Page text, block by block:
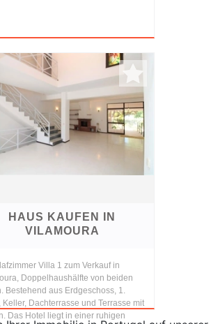
HAUS KAUFEN IN
VILAMOURA
Villa 1 zum Verkauf in
Doppelhaushälfte von beiden
Bestehend aus Erdgeschoss, 1.
Keller, Dachterrasse und Terrasse mit
Das Hotel liegt in einer ruhigen